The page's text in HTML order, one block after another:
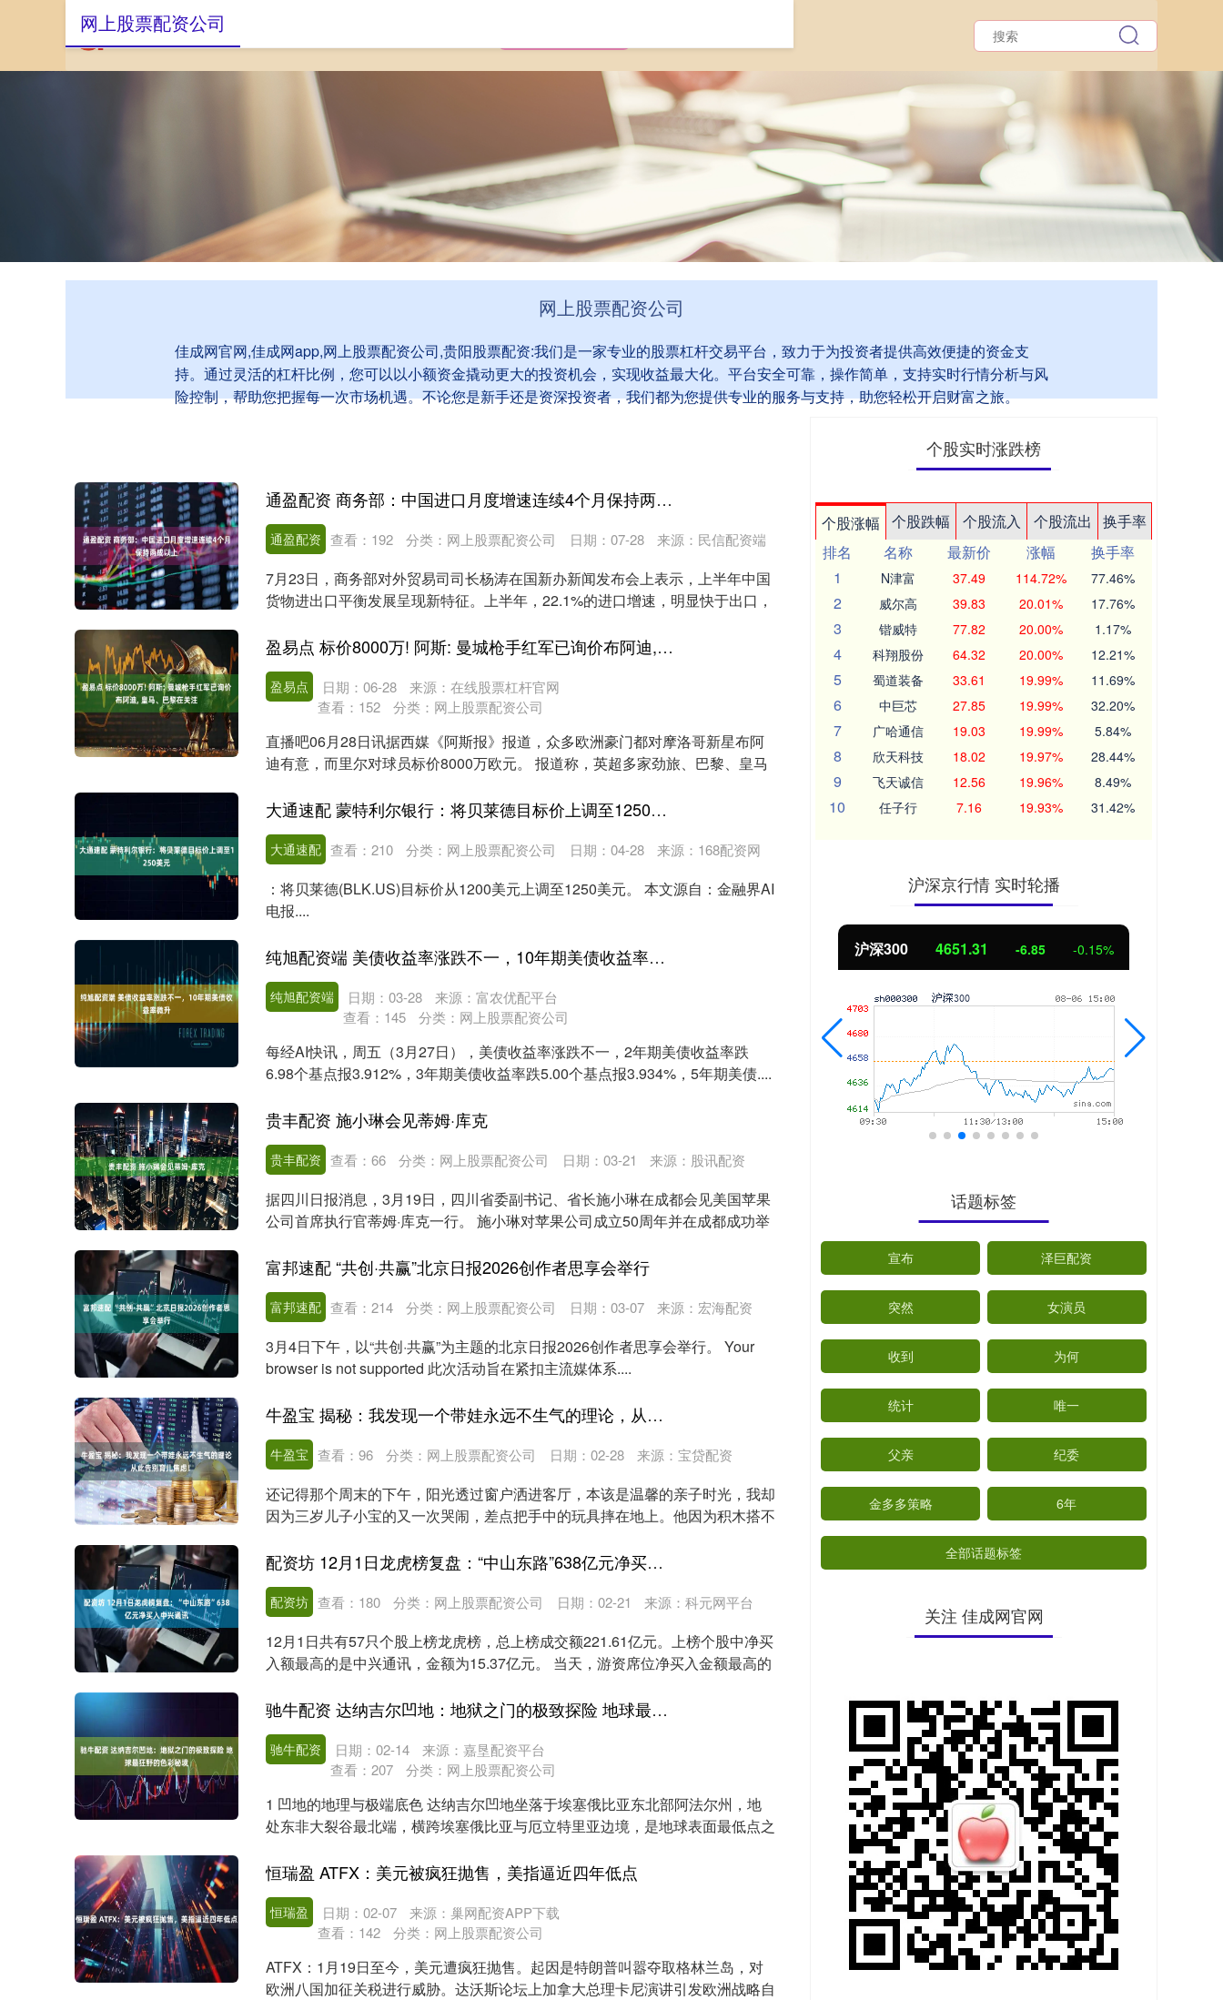
网上股票配资公司
佳成网官网,佳成网app,网上股票配资公司,贵阳股票配资:我们是一家专业的股票杠杆交易平台，致力于为投资者提供高效便捷的资金支
持。通过灵活的杠杆比例，您可以以小额资金撬动更大的投资机会，实现收益最大化。平台安全可靠，操作简单，支持实时行情分析与风
险控制，帮助您把握每一次市场机遇。不论您是新手还是资深投资者，我们都为您提供专业的服务与支持，助您轻松开启财富之旅。
网上股票配资公司
通盈配资 商务部：中国进口月度增速连续4个月保持两成以上
通盈配资 日期：07-28 来源：民信配资端
查看： 192 分类： 网上股票配资公司
7月23日，商务部对外贸易司司长杨涛在国新办新闻发布会上表示，上半年中国
货物进出口平衡发展呈现新特征。上半年，22.1%的进口增速，明显快于出口，
盈易点 标价8000万! 阿斯: 曼城枪手红军已询价布阿迪, 皇马、巴黎在关注
盈易点 日期：06-28
来源：在线股票杠杆官网
查看： 152 分类： 网上股票配资公司
直播吧06月28日讯据西媒《阿斯报》报道，众多欧洲豪门都对摩洛哥新星布阿
迪有意，而里尔对球员标价8000万欧元。 报道称，英超多家劲旅、巴黎、皇马
大通速配 蒙特利尔银行：将贝莱德目标价上调至1250美元
大通速配 日期：04-28 来源：168配资网
查看： 210 分类： 网上股票配资公司
：将贝莱德(BLK.US)目标价从1200美元上调至1250美元。 本文源自：金融界AI
电报....
纯旭配资端 美债收益率涨跌不一，10年期美债收益率微升
纯旭配资端 日期：03-28
来源：富农优配平台
查看： 145 分类： 网上股票配资公司
每经AI快讯，周五（3月27日），美债收益率涨跌不一，2年期美债收益率跌
6.98个基点报3.912%，3年期美债收益率跌5.00个基点报3.934%，5年期美债....
贵丰配资 施小琳会见蒂姆·库克
贵丰配资 日期：03-21 来源：股讯配资
查看： 66 分类： 网上股票配资公司
据四川日报消息，3月19日，四川省委副书记、省长施小琳在成都会见美国苹果
公司首席执行官蒂姆·库克一行。 施小琳对苹果公司成立50周年并在成都成功举
富邦速配 “共创·共赢”北京日报2026创作者思享会举行
富邦速配 日期：03-07 来源：宏海配资
查看： 214 分类： 网上股票配资公司
3月4日下午，以“共创·共赢”为主题的北京日报2026创作者思享会举行。 Your
browser is not supported 此次活动旨在紧扣主流媒体系....
牛盈宝 揭秘：我发现一个带娃永远不生气的理论，从此告别育儿焦虑！
牛盈宝 日期：02-28 来源：宝贷配资
查看： 96 分类： 网上股票配资公司
还记得那个周末的下午，阳光透过窗户洒进客厅，本该是温馨的亲子时光，我却
因为三岁儿子小宝的又一次哭闹，差点把手中的玩具摔在地上。他因为积木搭不
配资坊 12月1日龙虎榜复盘：“中山东路”638亿元净买入中兴通讯
配资坊 日期：02-21 来源：科元网平台
查看： 180 分类： 网上股票配资公司
12月1日共有57只个股上榜龙虎榜，总上榜成交额221.61亿元。上榜个股中净买
入额最高的是中兴通讯，金额为15.37亿元。 当天，游资席位净买入金额最高的
驰牛配资 达纳吉尔凹地：地狱之门的极致探险 地球最狂野的色彩秘境
驰牛配资 日期：02-14
来源：嘉垦配资平台
查看： 207 分类： 网上股票配资公司
1 凹地的地理与极端底色 达纳吉尔凹地坐落于埃塞俄比亚东北部阿法尔州，地
处东非大裂谷最北端，横跨埃塞俄比亚与厄立特里亚边境，是地球表面最低点之
恒瑞盈 ATFX：美元被疯狂抛售，美指逼近四年低点
恒瑞盈 日期：02-07
来源：巢网配资APP下载
查看： 142 分类： 网上股票配资公司
ATFX：1月19日至今，美元遭疯狂抛售。起因是特朗普叫嚣夺取格林兰岛，对
欧洲八国加征关税进行威胁。达沃斯论坛上加拿大总理卡尼演讲引发欧洲战略自
个股实时涨跌榜
个股涨幅 个股跌幅 个股流入 个股流出
换手率
排名
名称 最新价 涨幅
换手率
1
N津富 37.49 114.72% 77.46%
2 威尔高 39.83 20.01% 17.76%
3 锴威特 77.82 20.00% 1.17%
4 科翔股份 64.32 20.00% 12.21%
5 蜀道装备 33.61 19.99% 11.69%
6 中巨芯 27.85 19.99% 32.20%
7 广哈通信 19.03 19.99% 5.84%
8 欣天科技 18.02 19.97% 28.44%
9 飞天诚信 12.56 19.96% 8.49%
10 任子行 7.16 19.93% 31.42%
沪深京行情 实时轮播
0.57% 深证成指 14110.12 -34.08 -0.24% 沪深300 4651.31 北证50 1122.88 3.42 0.30%
话题标签
宣布 泽巨配资
突然 女演员
收到 为何
统计 唯一
父亲 纪委
金多多策略 6年
全部话题标签
关注 佳成网官网